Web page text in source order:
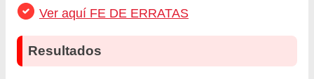
Ver aquí FE DE ERRATAS
Resultados